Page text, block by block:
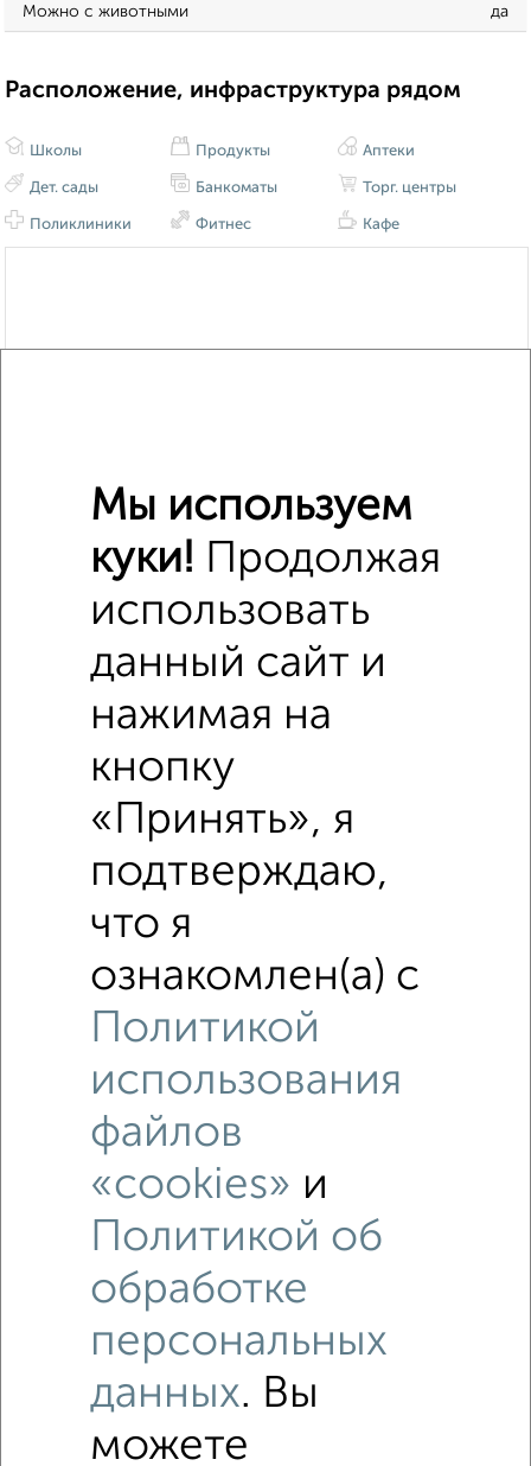
Можно с животными да
Расположение, инфраструктура рядом
Школы
Дет. сады
Поликлиники
Продукты
Банкоматы
Фитнес
Аптеки
Торг. центры
Кафе
Похожие предложения рядом
Недалеко от Ломоносова 10 с ценой ниже
1-к квартиры
Поиск по схожим параметрам:
Западный район на улице Ломоносова
Мы используем
куки! Продолжая
использовать
данный сайт и
нажимая на
кнопку
«Принять», я
подтверждаю,
что я
ознакомлен(а) с
Политикой
использования
файлов
«cookies» и
Политикой об
обработке
персональных
данных. Вы
можете